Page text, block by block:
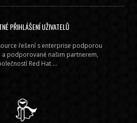
PŘIHLÁŠENÍ UŽIVATELŮ
řešení s enterprise podporou
a podporované našim partnerem,
Red Hat ...